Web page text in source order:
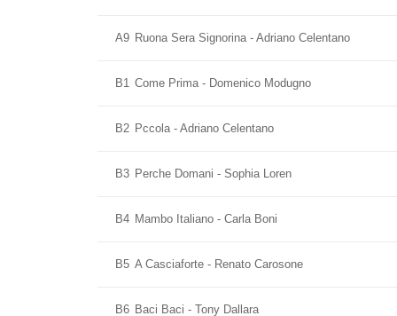
A9 Ruona Sera Signorina - Adriano Celentano
B1 Come Prima - Domenico Modugno
B2 Pccola - Adriano Celentano
B3 Perche Domani - Sophia Loren
B4 Mambo Italiano - Carla Boni
B5 A Casciaforte - Renato Carosone
B6 Baci Baci - Tony Dallara